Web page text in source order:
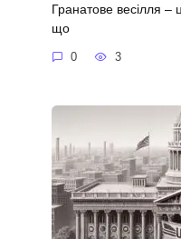
Гранатове весілля –
що
0 3